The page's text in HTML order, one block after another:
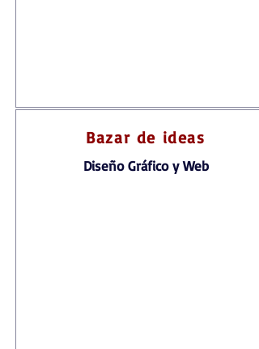
Bazar de ideas
Diseño Gráfico y Web